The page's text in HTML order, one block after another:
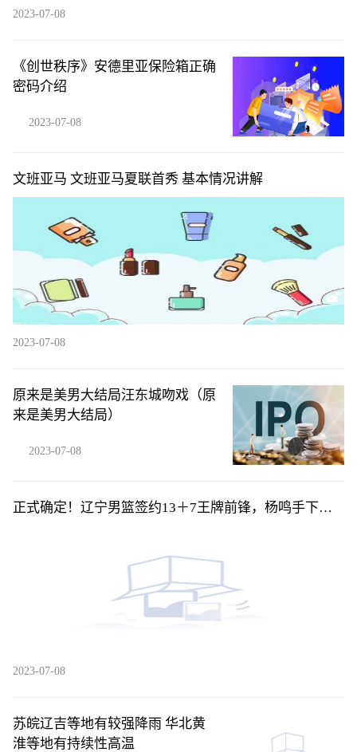
2023-07-08
《创世秩序》安德里亚保险箱正确
密码介绍
2023-07-08
文班亚马 文班亚马夏联首秀 基本情况讲解
2023-07-08
原来是美男大结局汪东城吻戏（原
来是美男大结局）
2023-07-08
正式确定！辽宁男篮签约13＋7王牌前锋，杨鸣手下又
2023-07-08
苏皖辽吉等地有较强降雨 华北黄
淮等地有持续性高温